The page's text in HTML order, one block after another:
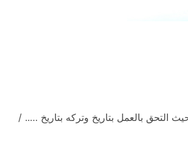
بالعمل بتاريخ وتركه بتاريخ ….. /